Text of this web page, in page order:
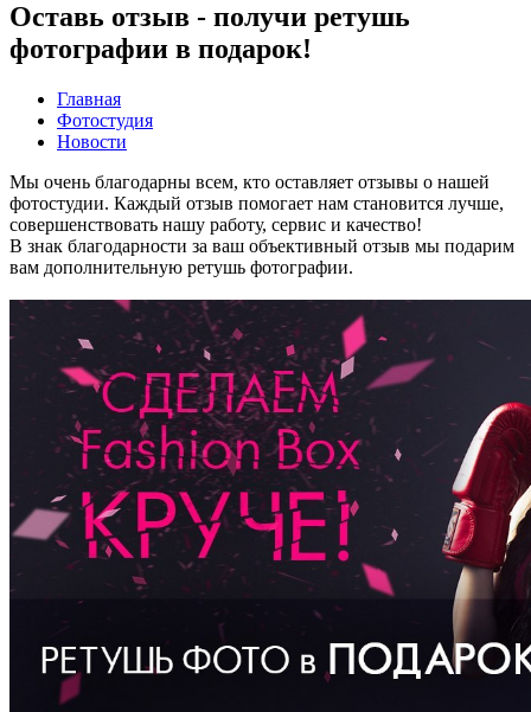
Оставь отзыв - получи ретушь
фотографии в подарок!
Главная
Фотостудия
Новости
Мы очень благодарны всем, кто оставляет отзывы о нашей
фотостудии. Каждый отзыв помогает нам становится лучше,
совершенствовать нашу работу, сервис и качество!
В знак благодарности за ваш объективный отзыв мы подарим
вам дополнительную ретушь фотографии.